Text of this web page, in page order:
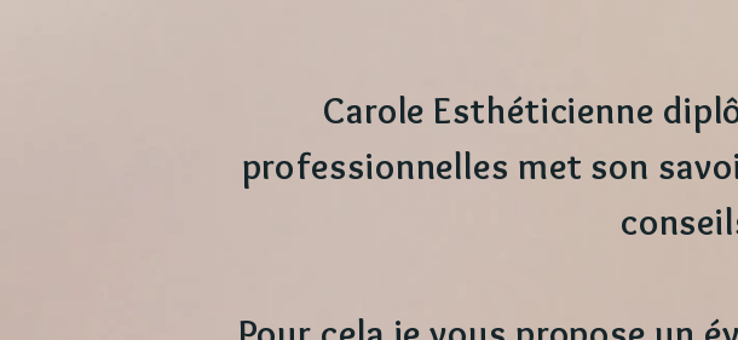
Carole Esthéticienne
professionnelles met son